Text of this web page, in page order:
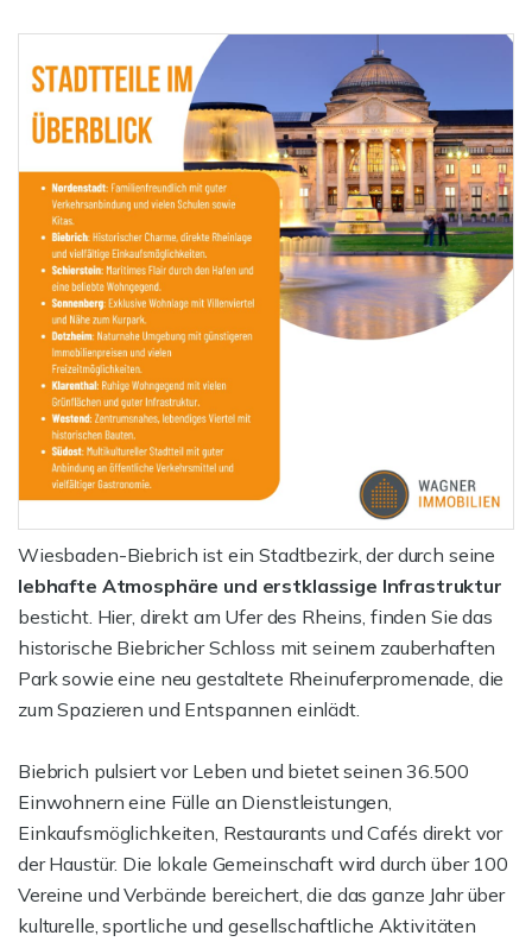
Wiesbaden-Biebrich ist ein Stadtbezirk, der durch seine
lebhafte Atmosphäre und erstklassige Infrastruktur
besticht. Hier, direkt am Ufer des Rheins, finden Sie das
historische Biebricher Schloss mit seinem zauberhaften
Park sowie eine neu gestaltete Rheinuferpromenade, die
zum Spazieren und Entspannen einlädt.
Biebrich pulsiert vor Leben und bietet seinen 36.500
Einwohnern eine Fülle an Dienstleistungen,
Einkaufsmöglichkeiten, Restaurants und Cafés direkt vor
der Haustür. Die lokale Gemeinschaft wird durch über 100
Vereine und Verbände bereichert, die das ganze Jahr über
kulturelle, sportliche und gesellschaftliche Aktivitäten